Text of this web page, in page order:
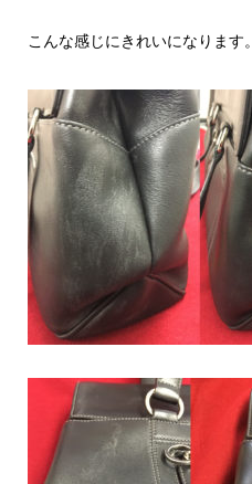
こんな感じにきれいになります。